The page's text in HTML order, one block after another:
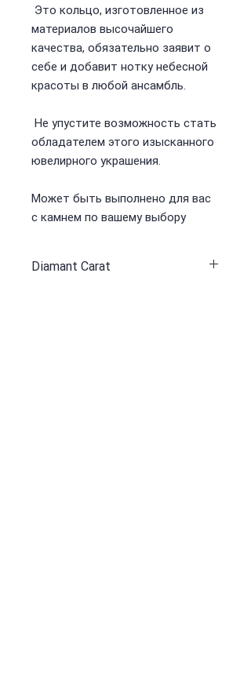
Это кольцо, изготовленное из
материалов высочайшего
качества, обязательно заявит о
себе и добавит нотку небесной
красоты в любой ансамбль.
Не упустите возможность стать
обладателем этого изысканного
ювелирного украшения.
Может быть выполнено для вас
с камнем по вашему выбору
Diamant Carat